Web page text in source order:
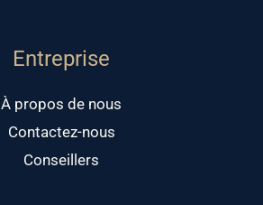
Entreprise
À propos de nous
Contactez-nous
Conseillers